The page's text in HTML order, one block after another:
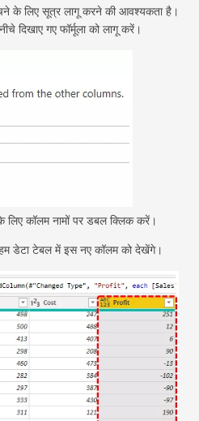
के लिए सूत्र लागू करने की आवश्यकता है।
दिखाए गए फॉर्मूला को लागू करें।
लिए कॉलम नामों पर डबल क्लिक करें।
डेटा टेबल में इस नए कॉलम को देखेंगे।